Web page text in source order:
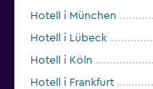
Hotell i München
Hotell i Lübeck
Hotell i Köln
Hotell i Frankfurt